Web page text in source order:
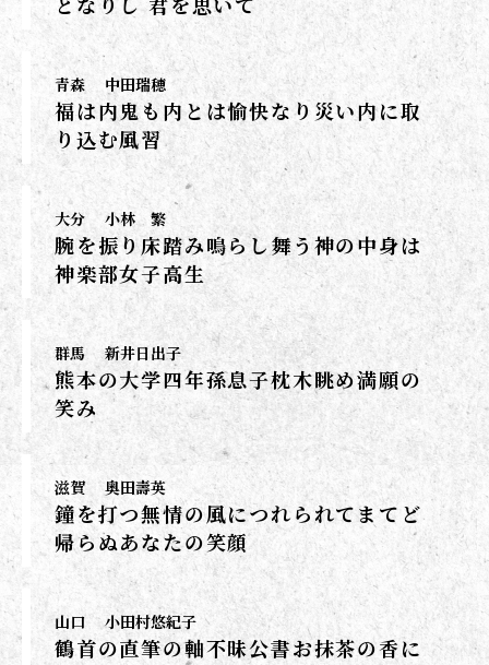
青森 中田瑞穂
福は内鬼も内とは愉快なり災い内に取
り込む風習
大分 小林 繁
腕を振り床踏み鳴らし舞う神の中身は
神楽部女子高生
群馬 新井日出子
熊本の大学四年孫息子枕木眺め満願の
笑み
滋賀 奥田壽英
鐘を打つ無情の風につれられてまてど
帰らぬあなたの笑顔
山口 小田村悠紀子
鶴首の直筆の軸不昧公書お抹茶の香に